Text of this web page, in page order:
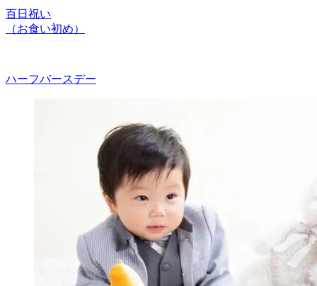
百日祝い
（お食い初め）
ハーフバースデー